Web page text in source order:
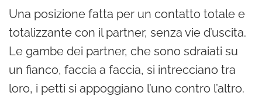
Una posizione fatta per un contatto totale e
totalizzante con il partner, senza vie d’uscita.
Le gambe dei partner, che sono sdraiati su
un fianco, faccia a faccia, si intrecciano tra
loro, i petti si appoggiano l’uno contro l’altro.